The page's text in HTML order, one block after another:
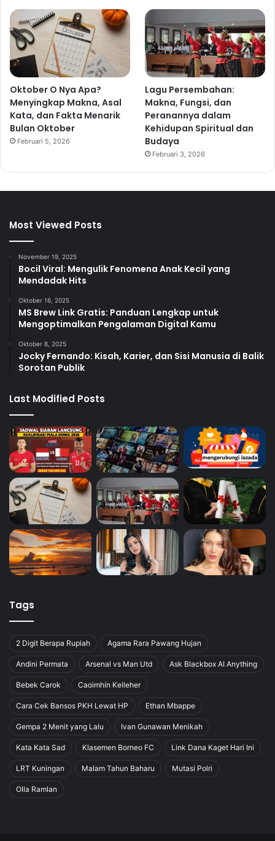
Oktober O Nya Apa?
Menyingkap Makna, Asal
Kata, dan Fakta Menarik
Bulan Oktober
Februari 5, 2026
Lagu Persembahan:
Makna, Fungsi, dan
Peranannya dalam
Kehidupan Spiritual dan
Budaya
Februari 3, 2026
Most Viewed Posts
November 19, 2025
Bocil Viral: Mengulik Fenomena Anak Kecil yang
Mendadak Hits
Oktober 16, 2025
MS Brew Link Gratis: Panduan Lengkap untuk
Mengoptimalkan Pengalaman Digital Kamu
Oktober 8, 2025
Jocky Fernando: Kisah, Karier, dan Sisi Manusia di Balik
Sorotan Publik
Last Modified Posts
Tags
2 Digit Berapa Rupiah Agama Rara Pawang Hujan
Andini Permata Arsenal vs Man Utd Ask Blackbox AI Anything
Bebek Carok Caoimhín Kelleher
Cara Cek Bansos PKH Lewat HP Ethan Mbappe
Gempa 2 Menit yang Lalu Ivan Gunawan Menikah
Kata Kata Sad Klasemen Borneo FC Link Dana Kaget Hari Ini
LRT Kuningan Malam Tahun Baharu Mutasi Polri
Olla Ramlan